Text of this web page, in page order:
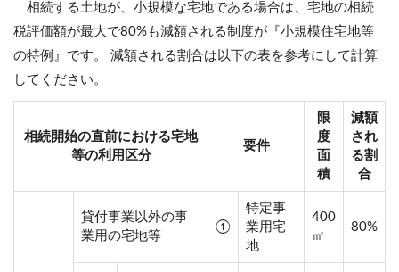
相続する土地が、小規模な宅地である場合は、宅地の相続
税評価額が最大で80%も減額される制度が『小規模住宅地等
の特例』です。 減額される割合は以下の表を参考にして計算
してください。
相続開始の直前における宅地
等の利用区分
要件
限
度
面
積
減額
され
る割
合
貸付事業以外の事
業用の宅地等
①
特定事
業用宅
地
400
㎡
80%